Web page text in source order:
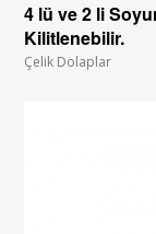
4 lü ve 2 li
Kilitlenebilir.
Çelik Dolaplar